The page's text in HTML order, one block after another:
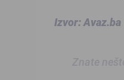
Izvor: Avaz.ba
Znate